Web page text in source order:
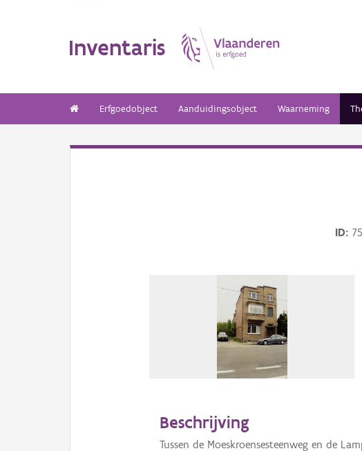
Inventaris
Erfgoedobject Aanduidingsobject Waarneming
ID
Beschrijving
Tussen de Moeskroensesteenweg en de